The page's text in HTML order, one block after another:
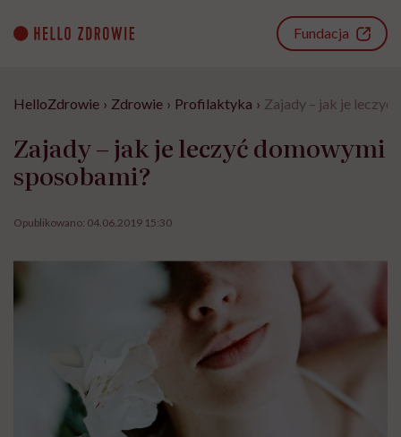
content
Fundacja
HelloZdrowie › Zdrowie › Profilaktyka › Zajady – jak je leczyć
Zajady – jak je leczyć domowymi
sposobami?
Opublikowano: 04.06.2019 15:30